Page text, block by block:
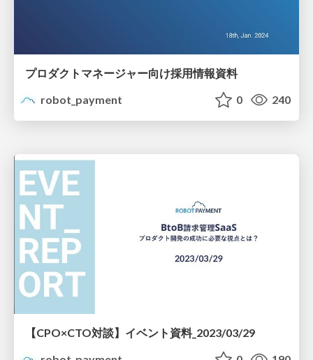
プロダクトマネージャー向け採用情報資料
robot_payment
0 240
【CPO×CTO対談】イベント資料_2023/03/29